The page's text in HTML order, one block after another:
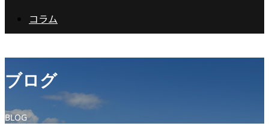
コラム
ブログ
BLOG